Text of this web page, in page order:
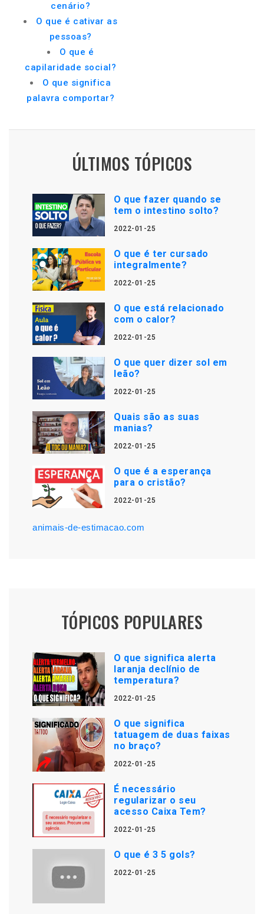
cenário?
O que é cativar as
pessoas?
O que é
capilaridade social?
O que significa
palavra comportar?
ÚLTIMOS TÓPICOS
O que fazer quando se
tem o intestino solto?
2022-01-25
O que é ter cursado
integralmente?
2022-01-25
O que está relacionado
com o calor?
2022-01-25
O que quer dizer sol em
leão?
2022-01-25
Quais são as suas
manias?
2022-01-25
O que é a esperança
para o cristão?
2022-01-25
animais-de-estimacao.com
TÓPICOS POPULARES
O que significa alerta
laranja declínio de
temperatura?
2022-01-25
O que significa
tatuagem de duas faixas
no braço?
2022-01-25
É necessário
regularizar o seu
acesso Caixa Tem?
2022-01-25
O que é 3 5 gols?
2022-01-25